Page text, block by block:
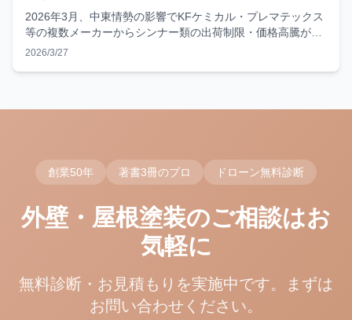
2026年3月、中東情勢の影響でKFケミカル・プレマテックス
等の複数メーカーからシンナー類の出荷制限・価格高騰が通
知。外壁塗装への影響と当社の対応についてお知らせしま
2026/3/27
創業50年 著書3冊のプロ ドローン無料診断
外壁・屋根塗装のご相談はお
気軽に
無料診断・お見積もりを実施中です。まずは
お問い合わせください。